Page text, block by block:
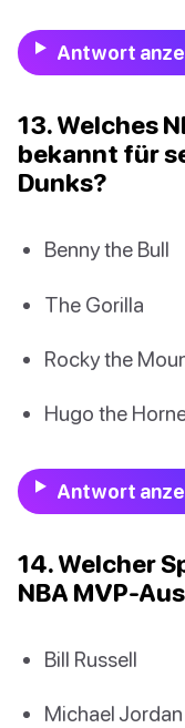
Antwort
13. Welches
bekannt für
Dunks?
Benny the Bull
The Gorilla
Rocky the
Hugo the
Antwort
14. Welcher
NBA MVP-
Bill Russell
Michael Jordan